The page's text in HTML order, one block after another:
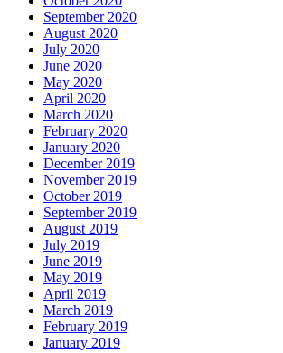
September 2020
August 2020
July 2020
June 2020
May 2020
April 2020
March 2020
February 2020
January 2020
December 2019
November 2019
October 2019
September 2019
August 2019
July 2019
June 2019
May 2019
April 2019
March 2019
February 2019
January 2019